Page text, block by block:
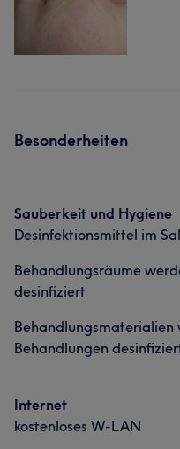
Besonderheiten
Sauberkeit und Hygiene
Desinfektionsmittel im
Behandlungsräume
desinfiziert
Behandlungsmaterialien
Behandlungen
Internet
kostenloses W-LAN